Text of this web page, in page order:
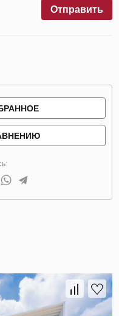
Отправить